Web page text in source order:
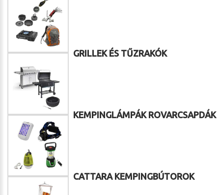
GRILLEK ÉS TŰZRAKÓK
KEMPINGLÁMPÁK ROVARCSAPDÁK
CATTARA KEMPINGBÚTOROK